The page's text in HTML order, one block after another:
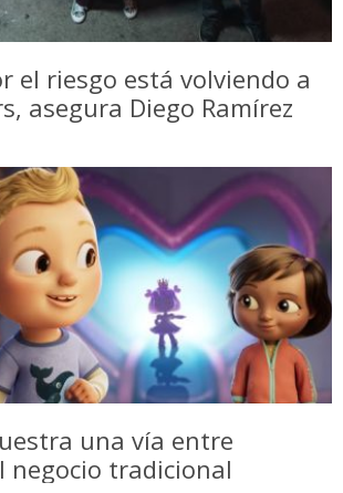
el riesgo está volviendo a
asegura Diego Ramírez
una vía entre
negocio tradicional